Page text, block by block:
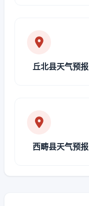
丘北县天气预报
西畴县天气预报